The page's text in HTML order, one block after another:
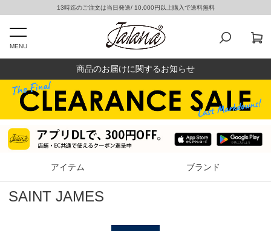
13時迄のご注文は当日発送/ 10,000円以上購入で送料無料
MENU
商品のお届けに関するお知らせ
アイテム ブランド
SAINT JAMES